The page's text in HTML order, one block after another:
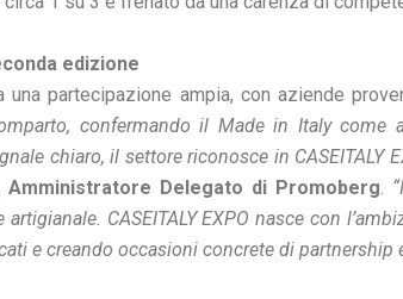
edizione
una partecipazione ampia, con aziende
confermando il Made in Italy
chiaro, il settore riconosce in CASEITALY
Amministratore Delegato di Promoberg.
CASEITALY EXPO nasce con
e creando occasioni concrete di partnership